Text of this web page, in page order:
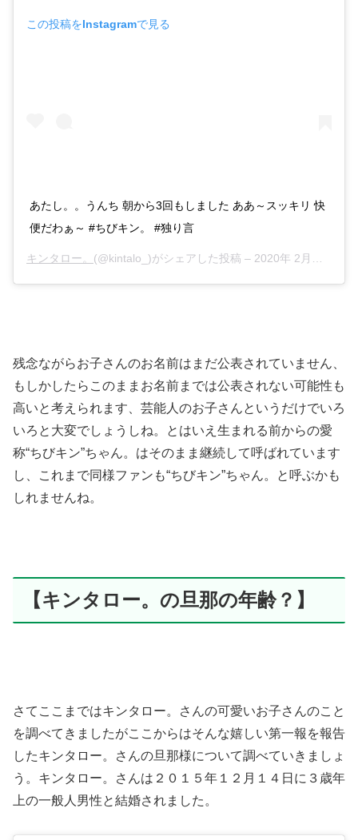
この投稿をInstagramで見る
あたし。。うんち 朝から3回もしました ああ～スッキリ 快
便だわぁ～ #ちびキン。 #独り言
キンタロー。 (@kintalo_)がシェアした投稿 – 2020年 2月月2日午後9時06分PST
残念ながらお子さんのお名前はまだ公表されていません、
もしかしたらこのままお名前までは公表されない可能性も
高いと考えられます、芸能人のお子さんというだけでいろ
いろと大変でしょうしね。とはいえ生まれる前からの愛
称“ちびキン”ちゃん。はそのまま継続して呼ばれています
し、これまで同様ファンも“ちびキン”ちゃん。と呼ぶかも
しれませんね。
【キンタロー。の旦那の年齢？】
さてここまではキンタロー。さんの可愛いお子さんのこと
を調べてきましたがここからはそんな嬉しい第一報を報告
したキンタロー。さんの旦那様について調べていきましょ
う。キンタロー。さんは２０１５年１２月１４日に３歳年
上の一般人男性と結婚されました。